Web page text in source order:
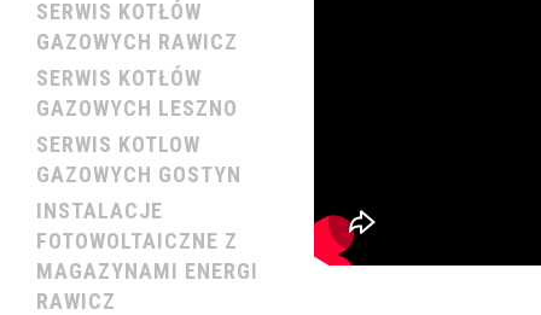
SERWIS KOTŁÓW
GAZOWYCH RAWICZ
SERWIS KOTŁÓW
GAZOWYCH LESZNO
SERWIS KOTLOW
GAZOWYCH GOSTYN
INSTALACJE
FOTOWOLTAICZNE Z
MAGAZYNAMI ENERGI
RAWICZ